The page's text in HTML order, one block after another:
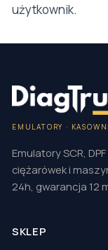
użytkownik.
EMULATORY ·
Emulatory SCR,
ciężarówek i
24h, gwarancja 12
SKLEP